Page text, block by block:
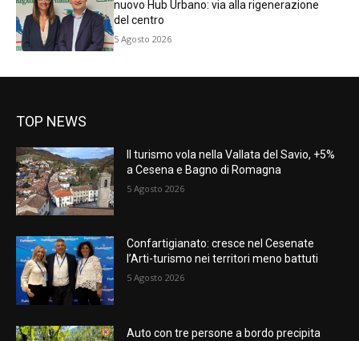
nuovo Hub Urbano: via alla rigenerazione
del centro
5 Agosto 2026
TOP NEWS
Il turismo vola nella Vallata del Savio, +5%
a Cesena e Bagno di Romagna
5 Agosto 2026
Confartigianato: cresce nel Cesenate
l’Arti-turismo nei territori meno battuti
5 Agosto 2026
Auto con tre persone a bordo precipita